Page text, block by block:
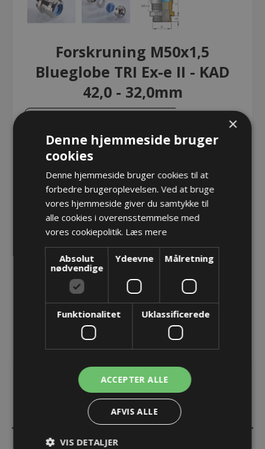
Forskruning M50x1,5
Blueglobe TRI Ex-e II - KAD
42,0 - 32,0mm
Ex-e II - KAD 42,0 - 32,0mm
Forskruning M50x1,5 Blueglobe TRI Ex-e II - Sælges i
pakker á 5 stk.
Varenr.: PF BG 250ms triex
Producent: Pflitsch GmbH & Co. KG
Opret konto for at se priser
BESKRIVELSE
SPECIFIKATIONER
×
Denne hjemmeside bruger
cookies
Denne hjemmeside bruger cookies til at
forbedre brugeroplevelsen. Ved at bruge
vores hjemmeside giver du samtykke til
alle cookies i overensstemmelse med
vores cookiepolitik. Læs mere
Absolut
nødvendige
Ydeevne Målretning
Funktionalitet Uklassificerede
ACCEPTER ALLE
AFVIS ALLE
VIS DETALJER